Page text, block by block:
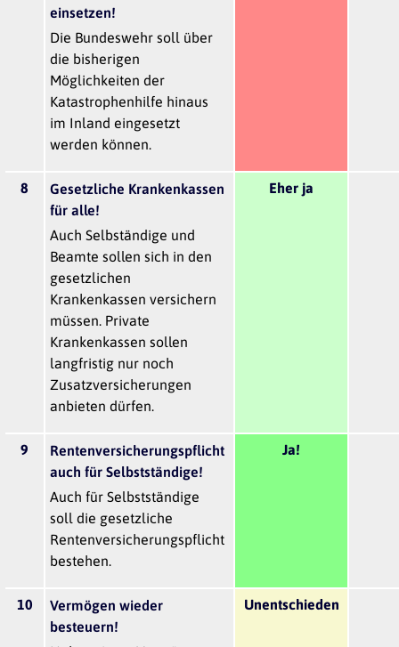
einsetzen!
Die Bundeswehr soll über
die bisherigen
Möglichkeiten der
Katastrophenhilfe hinaus
im Inland eingesetzt
werden können.
8
Gesetzliche Krankenkassen
für alle!
Auch Selbständige und
Beamte sollen sich in den
gesetzlichen
Krankenkassen versichern
müssen. Private
Krankenkassen sollen
langfristig nur noch
Zusatzversicherungen
anbieten dürfen.
Eher ja
9
Rentenversicherungspflicht
auch für Selbstständige!
Auch für Selbstständige
soll die gesetzliche
Rentenversicherungspflicht
bestehen.
Ja!
10
Vermögen wieder
besteuern!
Unentschieden